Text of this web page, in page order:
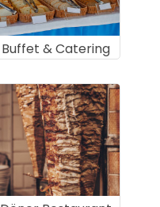
Buffet & Catering